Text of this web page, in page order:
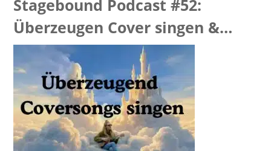
Stagebound Podcast #52:
Überzeugen Cover singen &
“Hellevator Feedback